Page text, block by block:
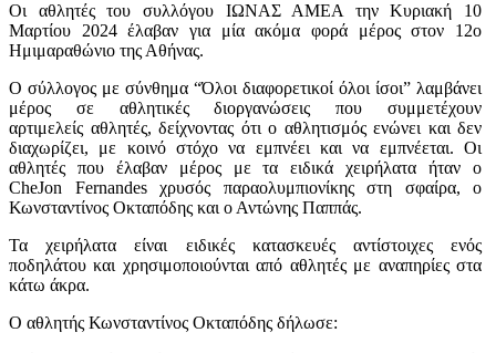
Οι αθλητές του συλλόγου ΙΩΝΑΣ ΑΜΕΑ την Κυριακή 10
Μαρτίου 2024 έλαβαν για μία ακόμα φορά μέρος στον 12ο
Ημιμαραθώνιο της Αθήνας.
Ο σύλλογος με σύνθημα “Όλοι διαφορετικοί όλοι ίσοι” λαμβάνει
μέρος σε αθλητικές διοργανώσεις που συμμετέχουν
αρτιμελείς αθλητές, δείχνοντας ότι ο αθλητισμός ενώνει και δεν
διαχωρίζει, με κοινό στόχο να εμπνέει και να εμπνέεται. Οι
αθλητές που έλαβαν μέρος με τα ειδικά χειρήλατα ήταν ο
CheJon Fernandes χρυσός παραολυμπιονίκης στη σφαίρα, ο
Κωνσταντίνος Οκταπόδης και ο Αντώνης Παππάς.
Τα χειρήλατα είναι ειδικές κατασκευές αντίστοιχες ενός
ποδηλάτου και χρησιμοποιούνται από αθλητές με αναπηρίες στα
κάτω άκρα.
Ο αθλητής Κωνσταντίνος Οκταπόδης δήλωσε: